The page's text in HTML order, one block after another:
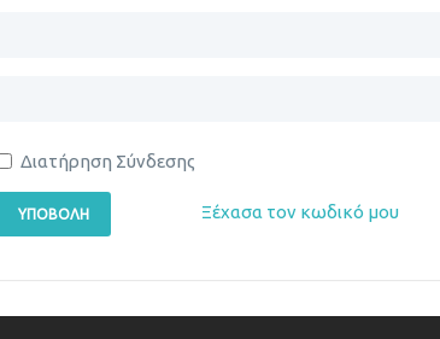
Διατήρηση Σύνδεσης
ΥΠΟΒΟΛΉ Ξέχασα τον κωδικό μου